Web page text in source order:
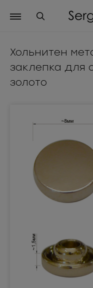
Хольнитен
заклепка для
золото